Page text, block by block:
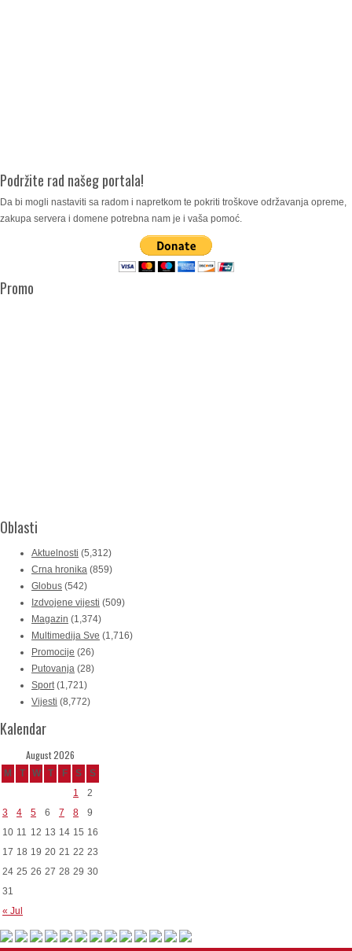
Podržite rad našeg portala!
Da bi mogli nastaviti sa radom i napretkom te pokriti troškove održavanja opreme,
zakupa servera i domene potrebna nam je i vaša pomoć.
Promo
Oblasti
Aktuelnosti (5,312)
Crna hronika (859)
Globus (542)
Izdvojene vijesti (509)
Magazin (1,374)
Multimedija Sve (1,716)
Promocije (26)
Putovanja (28)
Sport(1,721)
Vijesti (8,772)
Kalendar
August 2026
M T W T F S S
« Jul
1
2
3
4 5 6 7 8
9
10 11 12 13 14 15 16
17 18 19 20 21 22 23
24 25 26 27 28 29 30
31